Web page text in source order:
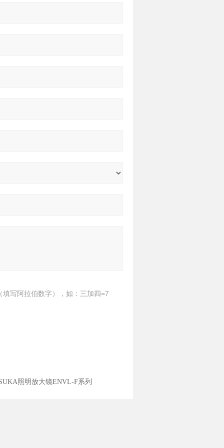
填写阿拉伯数字），如：三加四=7
照明放大镜ENVL-F系列